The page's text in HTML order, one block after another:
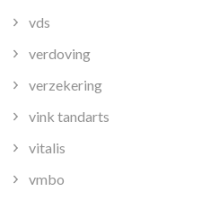
vds
verdoving
verzekering
vink tandarts
vitalis
vmbo